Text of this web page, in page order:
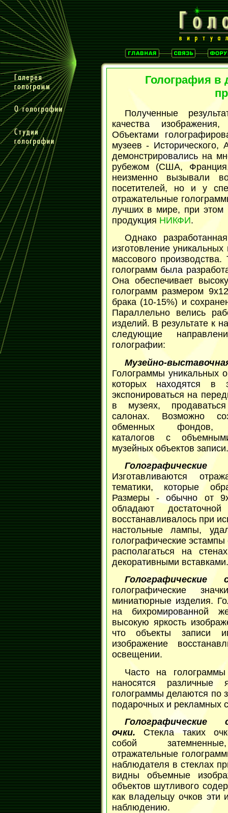
Голография в
Полученные
качества
Объектами
музеев -
демонстрировались на
рубежом (США,
неизменно вызывали
посетителей, но и у
отражательные
лучших в мире, при этом
продукция НИКФИ.
Однако
изготовление
массового производства.
голограмм была
Она обеспечивает
голограмм размером
брака (10-15%) и
Параллельно велись
изделий. В результате к
следующие
голографии:
Музейно-
Голограммы уникальных
которых находятся в
экспонироваться на
в музеях,
салонах. Возможно
обменных фондов,
каталогов с
музейных объектов записи.
Изготавливаются
тематики, которые
Размеры - обычно от
обладают
восстанавливалось при
настольные лампы,
голографические
располагаться на
декоративными вставками.
Голографические
голографические
миниатюрные изделия.
на бихромированной
высокую яркость
что объекты записи
изображение
освещении.
Часто на
наносятся различные
голограммы делаются по
подарочных и рекламных
Голографические
очки. Стекла таких
собой
отражательные
наблюдателя в стеклах
видны объемные
объектов шутливого
как владельцу очков
наблюдению.